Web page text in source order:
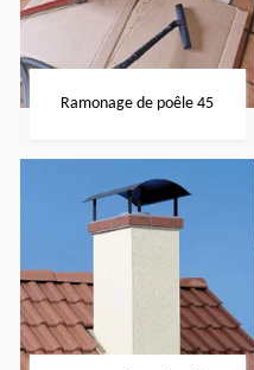
Ramonage de poêle 45